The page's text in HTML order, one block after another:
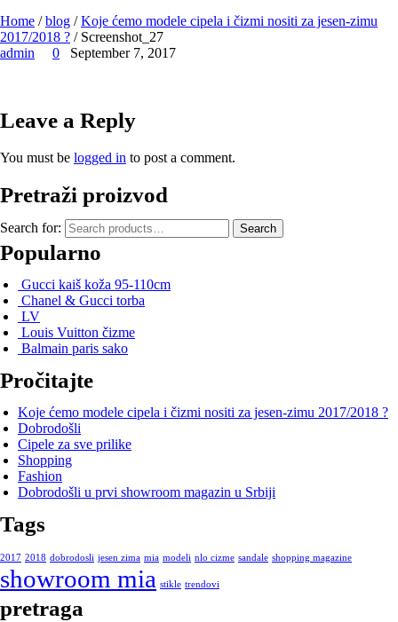
Home /blog /Koje ćemo modele cipela i čizmi nositi za jesen-zimu
2017/2018 ? / Screenshot_27
admin
0 September 7, 2017
Leave a Reply
You must be logged in to post a comment.
Pretraži proizvod
Search for: Search
Popularno
Gucci kaiš koža 95-110cm
Chanel & Gucci torba
LV
Louis Vuitton čizme
Balmain paris sako
Pročitajte
Koje ćemo modele cipela i čizmi nositi za jesen-zimu 2017/2018 ?
Dobrodošli
Cipele za sve prilike
Shopping
Fashion
Dobrodošli u prvi showroom magazin u Srbiji
Tags
2017 2018 dobrodosli jesen zima mia modeli nlo cizme sandale shopping magazine
showroom mia stikle trendovi
pretraga